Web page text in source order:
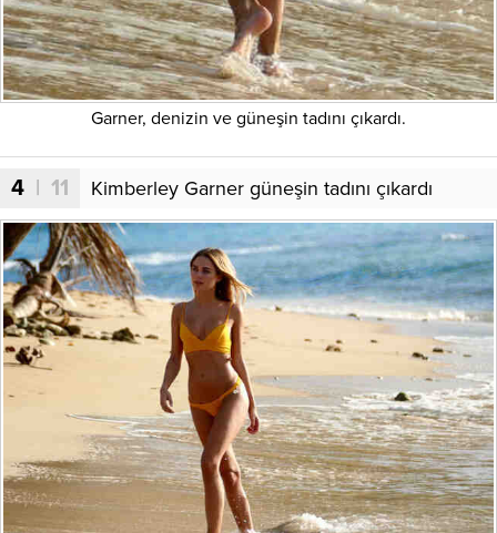
Garner, denizin ve güneşin tadını çıkardı.
4 | 11 Kimberley Garner güneşin tadını çıkardı